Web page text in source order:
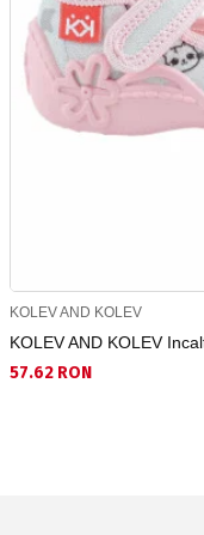
KOLEV AND KOLEV
KOLEV AND KOLEV
57.62 RON